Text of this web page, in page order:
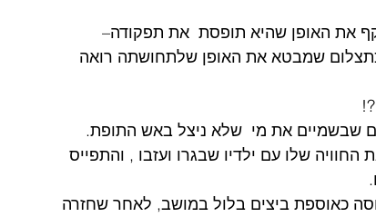
את האופן שהיא תופסת  את תפקודה–
שמבטא את האופן שלתחושתה רואה
שבשמיים את מי  שלא ניצל באש התופת.
שלו עם ילדיו שבגרו ועזבו , והתפייס
כאוספת ביצים בלול במושב, לאחר שחזרה